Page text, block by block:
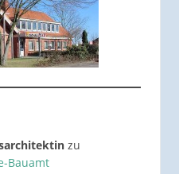
zu
Bauamt